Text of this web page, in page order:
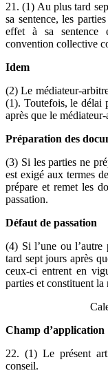
21. (1) Au plus tard
sa sentence, les
effet à sa sentence
convention collective
Idem
(2) Le médiateur-
(1). Toutefois, le délai
après que le
Préparation des
(3) Si les parties ne
est exigé aux termes
prépare et remet les
passation.
Défaut de passation
(4) Si l’une ou l’autre
tard sept jours après
ceux-ci entrent en
parties et constituent
Champ d’application
22. (1) Le présent
conseil.